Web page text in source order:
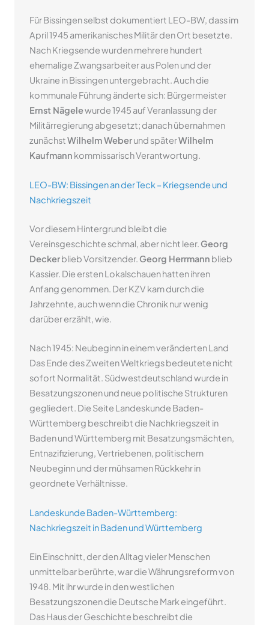
Für Bissingen selbst dokumentiert LEO-BW, dass im
April 1945 amerikanisches Militär den Ort besetzte.
Nach Kriegsende wurden mehrere hundert
ehemalige Zwangsarbeiter aus Polen und der
Ukraine in Bissingen untergebracht. Auch die
kommunale Führung änderte sich: Bürgermeister
Ernst Nägelewurde 1945 auf Veranlassung der
Militärregierung abgesetzt; danach übernahmen
zunächstWilhelm Weberund späterWilhelm
Kaufmann kommissarisch Verantwortung.
LEO-BW: Bissingen an der Teck – Kriegsende und
Nachkriegszeit
Vor diesem Hintergrund bleibt die
Vereinsgeschichte schmal, aber nicht leer. Georg
Deckerblieb Vorsitzender. Georg Herrmann blieb
Kassier. Die ersten Lokalschauen hatten ihren
Anfang genommen. Der KZV kam durch die
Jahrzehnte, auch wenn die Chronik nur wenig
darüber erzählt, wie.
Nach 1945: Neubeginn in einem veränderten Land
Das Ende des Zweiten Weltkriegs bedeutete nicht
sofort Normalität. Südwestdeutschland wurde in
Besatzungszonen und neue politische Strukturen
gegliedert. Die Seite Landeskunde Baden-
Württemberg beschreibt die Nachkriegszeit in
Baden und Württemberg mit Besatzungsmächten,
Entnazifizierung, Vertriebenen, politischem
Neubeginn und der mühsamen Rückkehr in
geordnete Verhältnisse.
Landeskunde Baden-Württemberg:
Nachkriegszeit in Baden und Württemberg
Ein Einschnitt, der den Alltag vieler Menschen
unmittelbar berührte, war die Währungsreform von
1948. Mit ihr wurde in den westlichen
Besatzungszonen die Deutsche Mark eingeführt.
Das Haus der Geschichte beschreibt die